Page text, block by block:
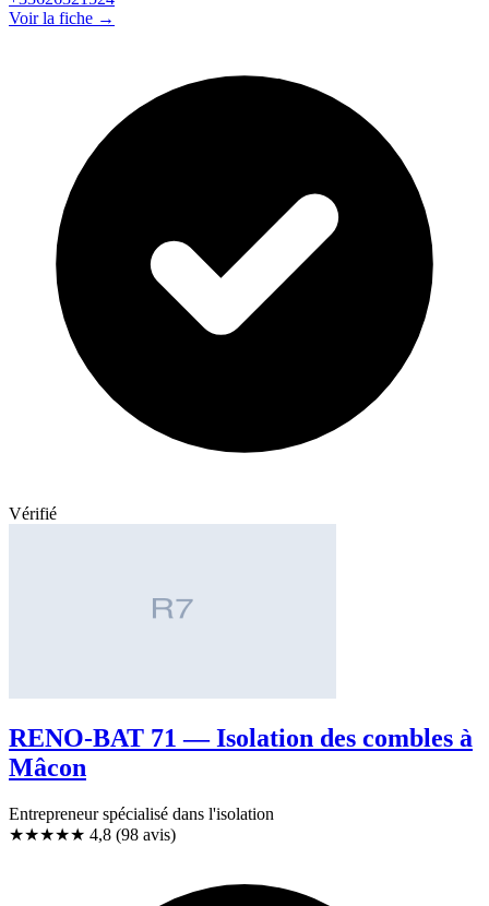
Voir la fiche →
Vérifié
RENO-BAT 71 — Isolation des combles à
Mâcon
Entrepreneur spécialisé dans l'isolation
★★★★★ 4,8 (98 avis)